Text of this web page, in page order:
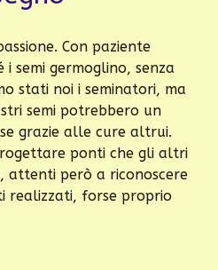
Con paziente
semi germoglino, senza
stati noi i seminatori, ma
semi potrebbero un
grazie alle cure altrui.
ponti che gli altri
attenti però a riconoscere
realizzati, forse proprio